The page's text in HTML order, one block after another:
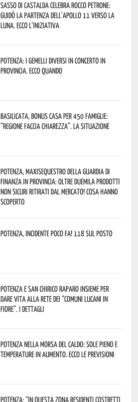
Sasso di Castalda celebra Rocco Petrone:
guidò la partenza dell’Apollo 11 verso la
Luna. Ecco l’iniziativa
Potenza: i Gemelli DiVersi in concerto in
provincia. Ecco quando
Basilicata, Bonus casa per 450 famiglie:
“Regione faccia chiarezza”. La situazione
Potenza, maxisequestro della Guardia di
Finanza in provincia: oltre duemila prodotti
non sicuri ritirati dal mercato! Cosa hanno
scoperto
Potenza, incidente poco fa! 118 sul posto
Potenza e San Chirico Raparo insieme per
dare vita alla rete dei “Comuni Lucani in
Fiore”. I dettagli
Potenza nella morsa del caldo: sole pieno e
temperature in aumento. Ecco le previsioni
Potenza: “In questa zona residenti costretti